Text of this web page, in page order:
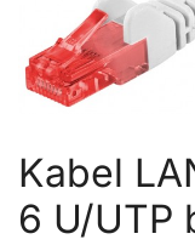
Kabel
6 U/UTP